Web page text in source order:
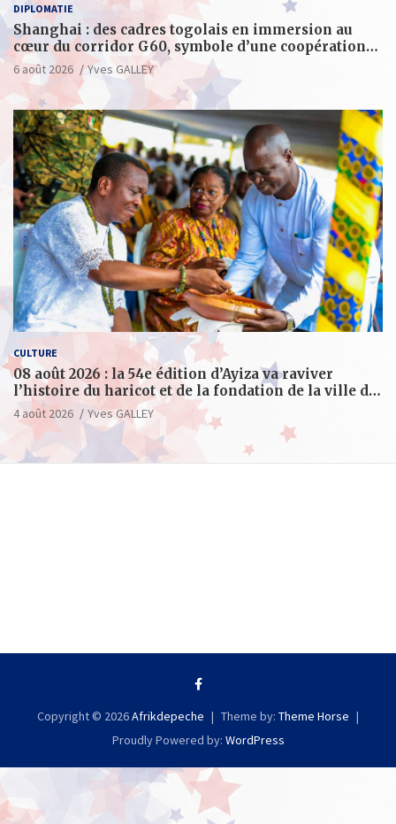
DIPLOMATIE
Shanghai : des cadres togolais en immersion au
cœur du corridor G60, symbole d’une coopération
sino-togolaise axée sur l’excellence et le leadership
d’impact
6 août 2026 Yves GALLEY
CULTURE
08 août 2026 : la 54e édition d’Ayiza va raviver
l’histoire du haricot et de la fondation de la ville de
Tsévié
4 août 2026 Yves GALLEY
Copyright © 2026Afrikdepeche Theme by: Theme Horse
Proudly Powered by: WordPress